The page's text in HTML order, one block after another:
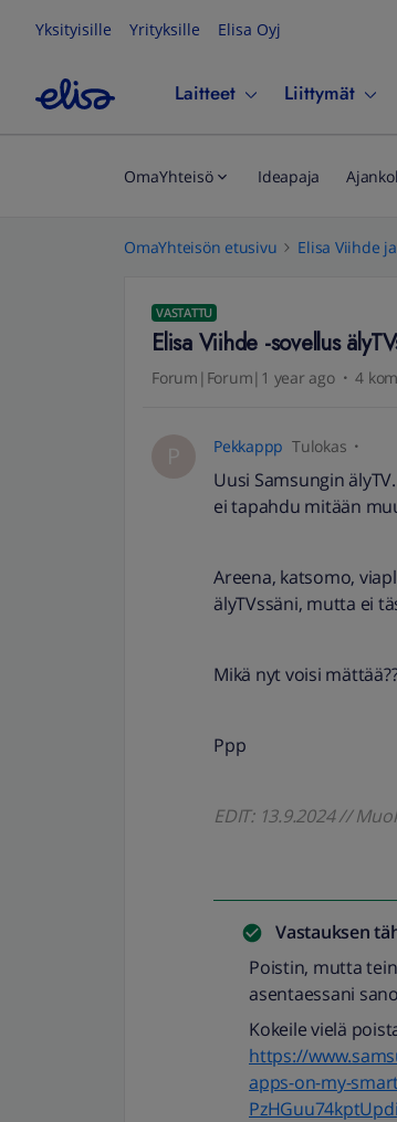
Yksityisille Yrityksille Elisa Oyj
Laitteet Liittymät
OmaYhteisö Ideapaja
OmaYhteisön etusivu Elisa Viihde
VASTATTU
Elisa Viihde -sovellus
Forum|Forum|1 year ago 4
P Pekkappp Tulokas
Uusi Samsungin
ei tapahdu mitään
Areena, katsomo,
älyTVssäni, mutta ei
Mikä nyt voisi
Ppp
EDIT: 13.9.2024 //
Vastauksen
Poistin, mutta
asentaessani
Kokeile vielä
https://
apps-on-my-